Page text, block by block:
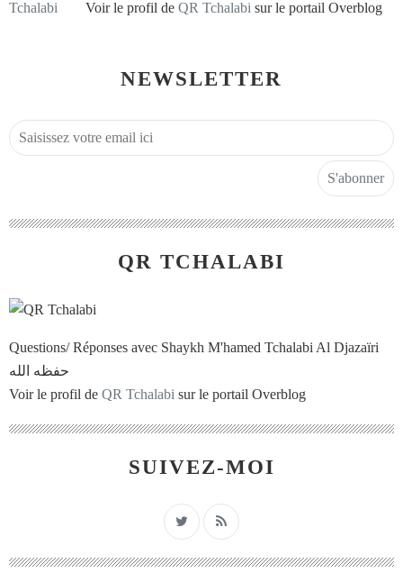
Voir le profil de QR Tchalabi sur le portail Overblog
NEWSLETTER
QR TCHALABI
Questions/ Réponses avec Shaykh M'hamed Tchalabi Al Djazaïri
حفظه الله
Voir le profil de QR Tchalabi sur le portail Overblog
SUIVEZ-MOI